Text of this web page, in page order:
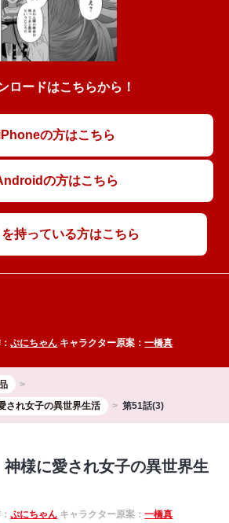
ロードはこちらから！
の方はこちら
の方はこちら
持っている方はこちら
ぷにちゃん キャラクター原案：一橋真
れ女子の異世界生活
第51話(3)
様に愛され女子の異世界生
ぷにちゃん キャラクター原案：一橋真